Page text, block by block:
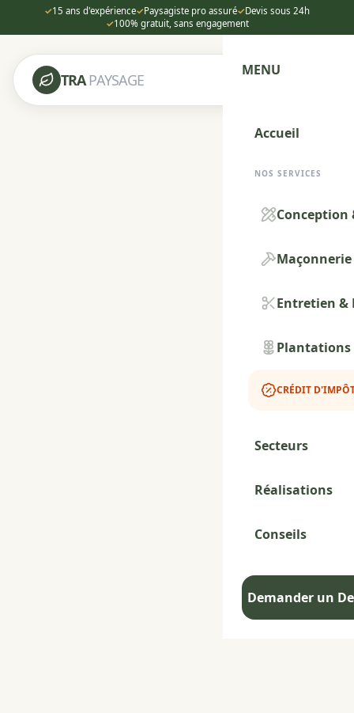
✓15 ans d'expérience✓Paysagiste pro assuré✓Devis sous 24h
✓100% gratuit, sans engagement
TRAPAYSAGE
MENU
Accueil
NOS SERVICES
Conception
Maçonnerie
Entretien &
Plantations
CRÉDIT
Secteurs
Réalisations
Conseils
Demander un